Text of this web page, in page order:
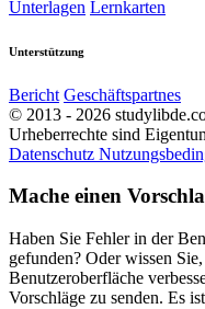
Unterlagen Lernkarten
Unterstützung
Bericht Geschäftspartnes
© 2013 - 2026
Urheberrechte sind
Datenschutz
Mache einen
Haben Sie Fehler in der
gefunden? Oder wissen
Benutzeroberfläche
Vorschläge zu senden. Es